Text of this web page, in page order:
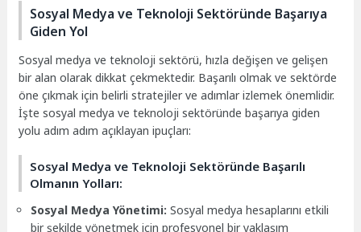
Sosyal Medya ve Teknoloji Sektöründe Başarıya
Giden Yol
Sosyal medya ve teknoloji sektörü, hızla değişen ve gelişen
bir alan olarak dikkat çekmektedir. Başarılı olmak ve sektörde
öne çıkmak için belirli stratejiler ve adımlar izlemek önemlidir.
İşte sosyal medya ve teknoloji sektöründe başarıya giden
yolu adım adım açıklayan ipuçları:
Sosyal Medya ve Teknoloji Sektöründe Başarılı
Olmanın Yolları:
Sosyal Medya Yönetimi: Sosyal medya hesaplarını etkili
bir şekilde yönetmek için profesyonel bir yaklaşım